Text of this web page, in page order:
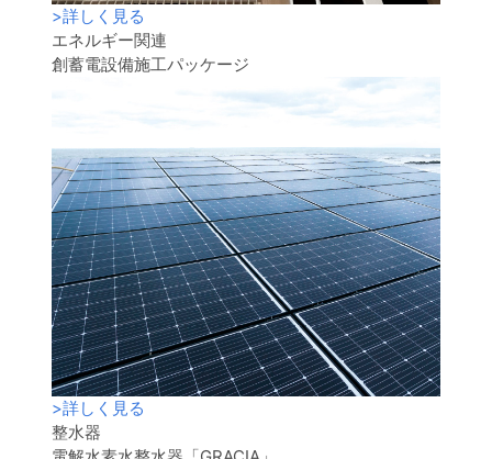
>詳しく見る
エネルギー関連
創蓄電設備施工パッケージ
>詳しく見る
整水器